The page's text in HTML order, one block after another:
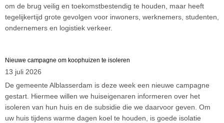
om de brug veilig en toekomstbestendig te houden, maar heeft
tegelijkertijd grote gevolgen voor inwoners, werknemers, studenten,
ondernemers en logistiek verkeer.
Nieuwe campagne om koophuizen te isoleren
13 juli 2026
De gemeente Alblasserdam is deze week een nieuwe campagne
gestart. Hiermee willen we huiseigenaren informeren over het
isoleren van hun huis en de subsidie die we daarvoor geven. Om
uw huis tijdens warme dagen koel te houden, is goede isolatie